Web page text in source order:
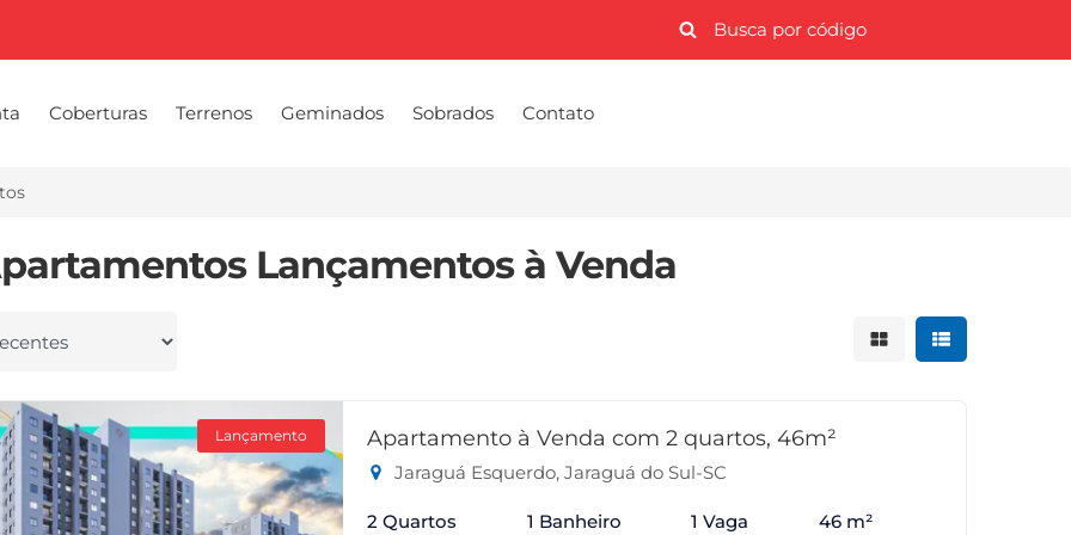
Coberturas Terrenos Geminados Sobrados Contato
Lançamentos à Venda
por Mostrar resultados
Mostrar
Lançamento Apartamento à Venda com 2 quartos, 46m²
Jaraguá Esquerdo, Jaraguá do Sul-SC
2 Quartos 1 Banheiro 1 Vaga 46 m²